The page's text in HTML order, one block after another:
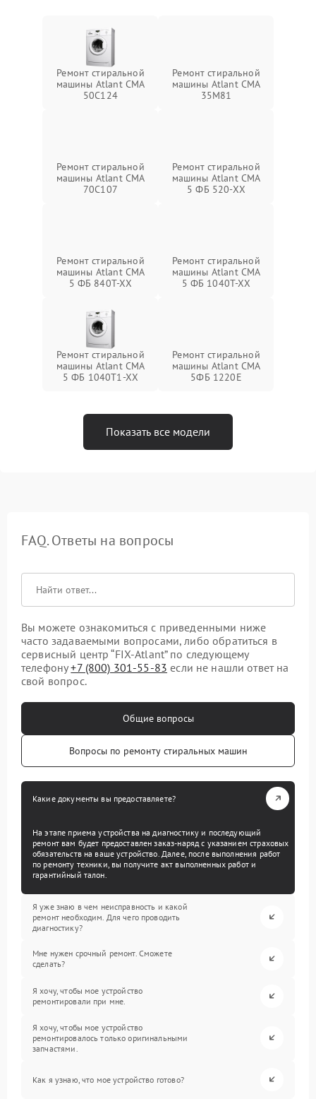
Ремонт стиральной
машины Atlant СМА
50С124
Ремонт стиральной
машины Atlant СМА
35М81
Ремонт стиральной
машины Atlant СМА
70C107
Ремонт стиральной
машины Atlant СМА
5 ФБ 520-ХХ
Ремонт стиральной
машины Atlant СМА
5 ФБ 840Т-ХХ
Ремонт стиральной
машины Atlant СМА
5 ФБ 1040Т-ХХ
Ремонт стиральной
машины Atlant СМА
5 ФБ 1040Т1-ХХ
Ремонт стиральной
машины Atlant СМА
5ФБ 1220Е
Показать все модели
FAQ. Ответы на вопросы
Вы можете ознакомиться с приведенными ниже
часто задаваемыми вопросами, либо обратиться в
сервисный центр “FIX-Atlant” по следующему
телефону+7 (800) 301-55-83 если не нашли ответ на
свой вопрос.
Общие вопросы
Вопросы по ремонту стиральных машин
Какие документы вы предоставляете?
На этапе приема устройства на диагностику и последующий
ремонт вам будет предоставлен заказ-наряд с указанием страховых
обязательств на ваше устройство. Далее, после выполнения работ
по ремонту техники, вы получите акт выполненных работ и
гарантийный талон.
Я уже знаю в чем неисправность и какой
ремонт необходим. Для чего проводить
диагностику?
Мне нужен срочный ремонт. Сможете
сделать?
Я хочу, чтобы мое устройство
ремонтировали при мне.
Я хочу, чтобы мое устройство
ремонтировалось только оригинальными
запчастями.
Как я узнаю, что мое устройство готово?